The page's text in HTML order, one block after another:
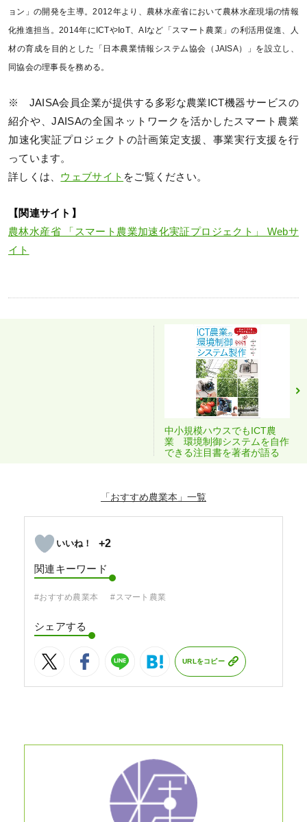
ョン」の開発を主導。2012年より、農林水産省において農林水産現場の情報
化推進担当。2014年にICTやIoT、AIなど「スマート農業」の利活用促進、人
材の育成を目的とした「日本農業情報システム協会（JAISA）」を設立し、
同協会の理事長を務める。
※ JAISA会員企業が提供する多彩な農業ICT機器サービスの
紹介や、JAISAの全国ネットワークを活かしたスマート農業
加速化実証プロジェクトの計画策定支援、事業実行支援を行
っています。
詳しくは、 ウェブサイト をご覧ください。
【関連サイト】
農林水産省 「スマート農業加速化実証プロジェクト」 Webサ
イト
中小規模ハウスでもICT農
業 環境制御システムを自作
できる注目書を著者が語る
「おすすめ農業本」
+2
関連キーワード
#おすすめ農業本 #スマート農業
シェアする
URLをコピー